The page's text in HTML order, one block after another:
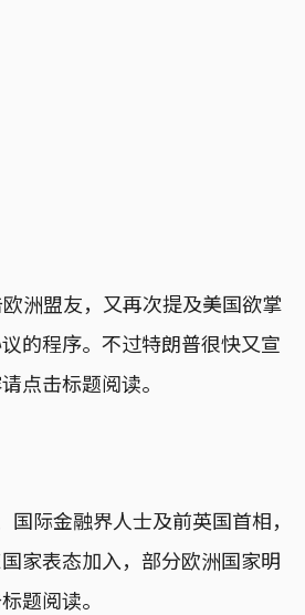
洲盟友，又再次提及美国欲掌
的程序。不过特朗普很快又宣
点击标题阅读。
际金融界人士及前英国首相，
家表态加入，部分欧洲国家明
题阅读。